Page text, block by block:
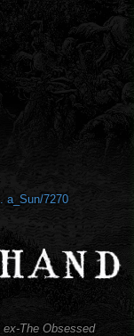
a_Sun/7270
ex-The Obsessed